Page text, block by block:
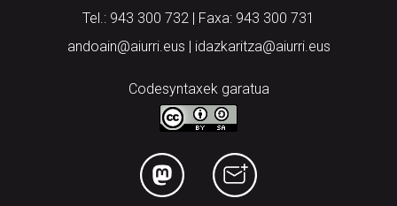
Tel.: 943 300 732 | Faxa: 943 300 731
andoain@aiurri.eus | idazkaritza@aiurri.eus
Codesyntaxek garatua